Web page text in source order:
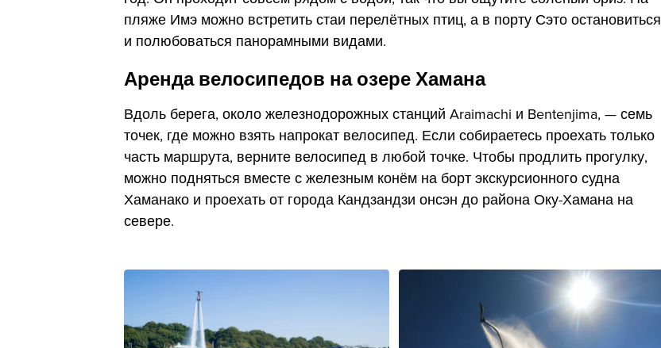
пляже Имэ можно встретить стаи перелётных птиц, а в порту Сэто остановиться
и полюбоваться панорамными видами.
Аренда велосипедов на озере Хамана
Вдоль берега, около железнодорожных станций Araimachi и Bentenjima, — семь
точек, где можно взять напрокат велосипед. Если собираетесь проехать только
часть маршрута, верните велосипед в любой точке. Чтобы продлить прогулку,
можно подняться вместе с железным конём на борт экскурсионного судна
Хаманако и проехать от города Кандзандзи онсэн до района Оку-Хамана на
севере.